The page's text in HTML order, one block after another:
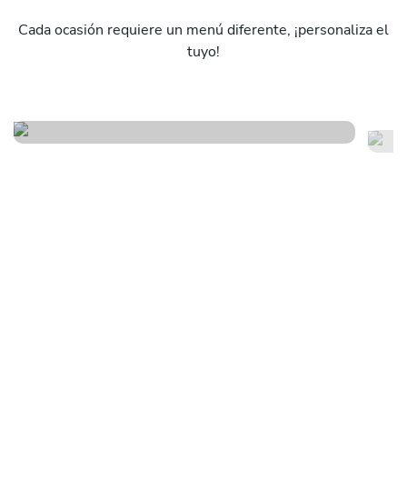
Cada ocasión requiere un menú diferente, ¡personaliza el
tuyo!